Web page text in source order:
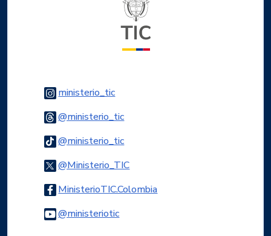
ministerio_ticLogo Instagram
@ministerio_ticLogo Threads
@ministerio_ticLogo Tiktok
@Ministerio_TICLogo Twitter
MinisterioTIC.ColombiaLogo Facebook
@ministerioticLogo Youtube